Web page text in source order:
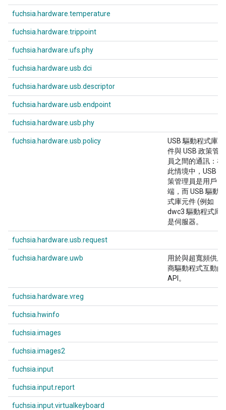
fuchsia.hardware.temperature
fuchsia.hardware.trippoint
fuchsia.hardware.ufs.phy
fuchsia.hardware.usb.dci
fuchsia.hardware.usb.descriptor
fuchsia.hardware.usb.endpoint
fuchsia.hardware.usb.phy
fuchsia.hardware.usb.policy
USB 驅動程式庫元
件與 USB 政策管理
員之間的通訊：在
此情境中，USB 政
策管理員是用戶
端，而 USB 驅動程
式庫元件 (例如
dwc3 驅動程式庫)
是伺服器。
fuchsia.hardware.usb.request
fuchsia.hardware.uwb
用於與超寬頻供應
商驅動程式互動的
API。
fuchsia.hardware.vreg
fuchsia.hwinfo
fuchsia.images
fuchsia.images2
fuchsia.input
fuchsia.input.report
fuchsia.input.virtualkeyboard